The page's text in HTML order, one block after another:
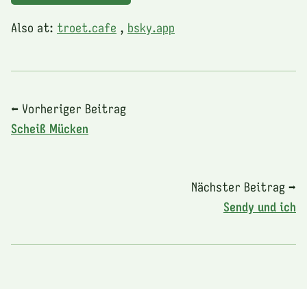
Also at: troet.cafe , bsky.app
⬅ Vorheriger Beitrag
Scheiß Mücken
Nächster Beitrag ➡
Sendy und ich